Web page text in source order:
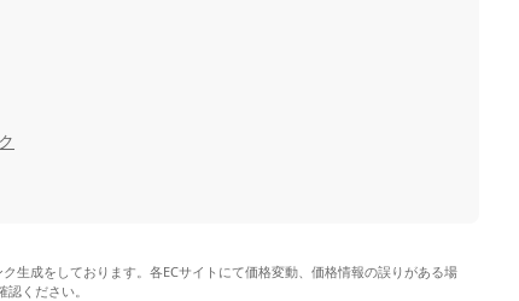
生成をしております。各ECサイトにて価格変動、価格情報の誤りがある場
ください。